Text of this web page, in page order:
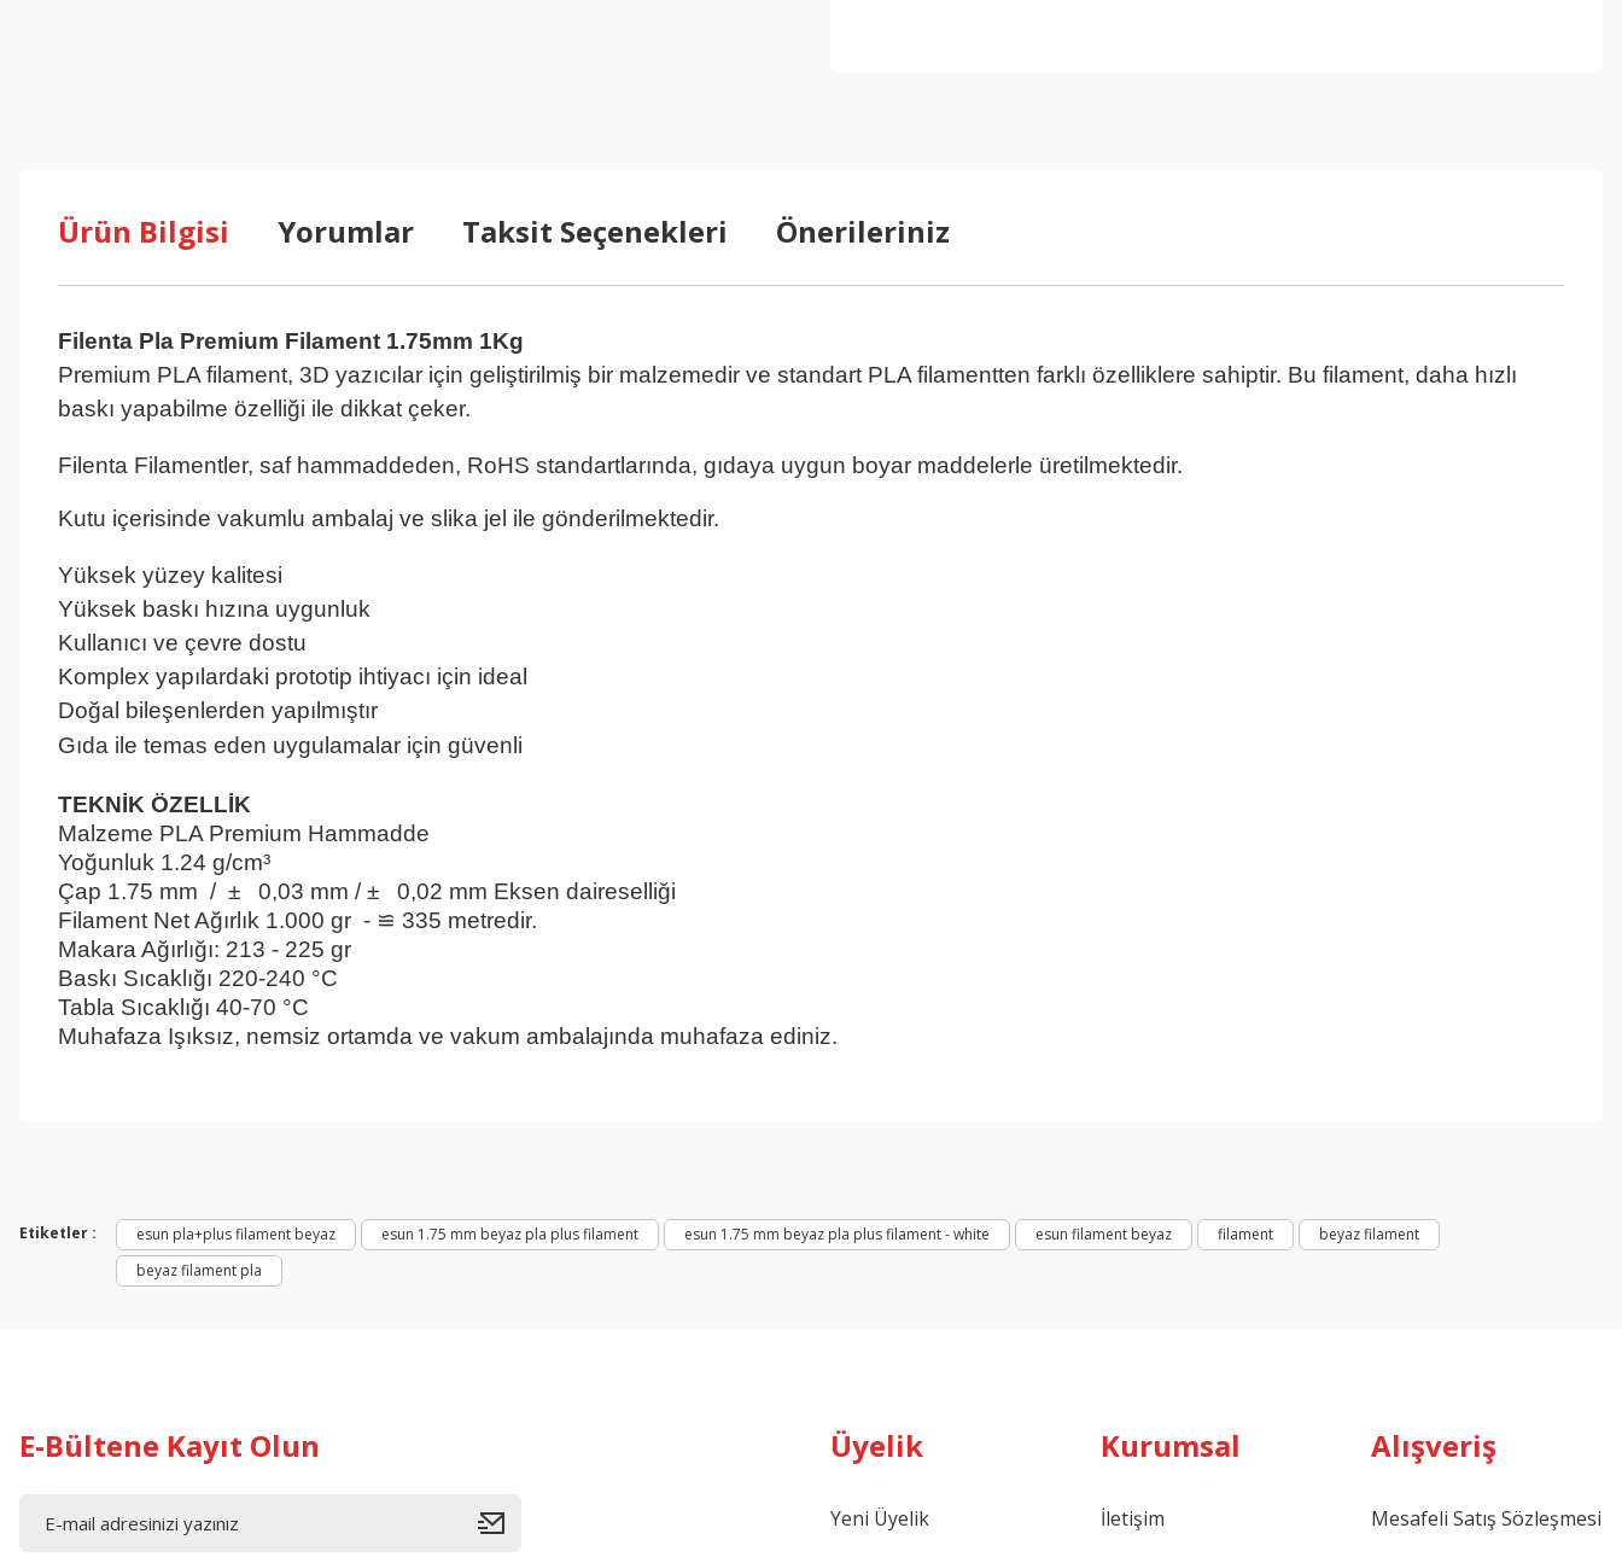
Ürün Bilgisi Yorumlar Taksit Seçenekleri Önerileriniz
Filenta Pla Premium Filament 1.75mm 1Kg
Premium PLA filament, 3D yazıcılar için geliştirilmiş bir malzemedir ve standart PLA filamentten farklı özelliklere sahiptir. Bu filament, daha hızlı
baskı yapabilme özelliği ile dikkat çeker.
Filenta Filamentler, saf hammaddeden, RoHS standartlarında, gıdaya uygun boyar maddelerle üretilmektedir.
Kutu içerisinde vakumlu ambalaj ve slika jel ile gönderilmektedir.
Yüksek yüzey kalitesi
Yüksek baskı hızına uygunluk
Kullanıcı ve çevre dostu
Komplex yapılardaki prototip ihtiyacı için ideal
Doğal bileşenlerden yapılmıştır
Gıda ile temas eden uygulamalar için güvenli
TEKNİK ÖZELLİK
Malzeme PLA Premium Hammadde
Yoğunluk 1.24 g/cm³
Çap 1.75 mm / ± 0,03 mm / ± 0,02 mm Eksen daireselliği
Filament Net Ağırlık 1.000 gr - ≌ 335 metredir.
Makara Ağırlığı: 213 - 225 gr
Baskı Sıcaklığı 220-240 °C
Tabla Sıcaklığı 40-70 °C
Muhafaza Işıksız, nemsiz ortamda ve vakum ambalajında muhafaza ediniz.
Yorum Yaz
Ürün açıklamasında eksik bilgiler bulunuyor.
Ürün bilgilerinde hatalar bulunuyor.
Ürün fiyatı diğer sitelerden daha pahalı.
Etiketler : esun pla+plus filament beyaz esun 1.75 mm beyaz pla plus filament esun 1.75 mm beyaz pla plus filament - white esun filament beyaz filament
beyaz filament
beyaz filament pla
E-Bültene Kayıt Olun Üyelik
Yeni Üyelik
Kurumsal
İletişim
Alışveriş
Mesafeli Satış Sözleşmesi